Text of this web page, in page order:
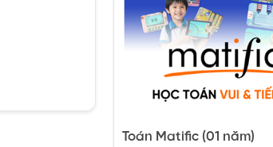
Toán Matific (01 năm)